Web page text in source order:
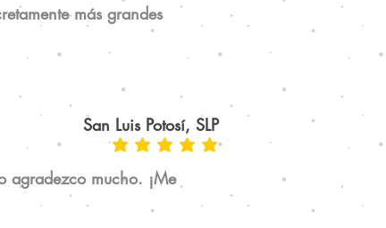
más grandes
San Luis Potosí, SLP
agradezco mucho. ¡Me